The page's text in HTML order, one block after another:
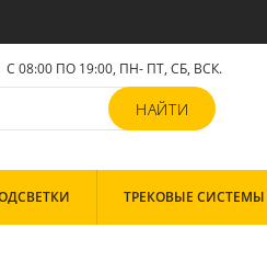
С 08:00 ПО 19:00, ПН- ПТ,СБ, ВСК.
ТРЕКОВЫЕ СИСТЕМЫ